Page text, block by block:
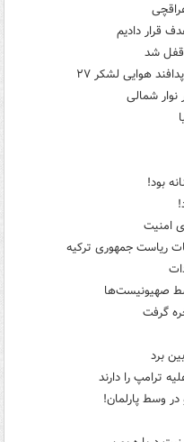
قرار دادیم
قفل شد
هوایی لشکر ۲۷
نوار شمالی
بود!
امنیت
ریاست جمهوری ترکیه
صهیونیست‌ها
گرفت
برد
ترامپ را دارند
وسط پارلمان!